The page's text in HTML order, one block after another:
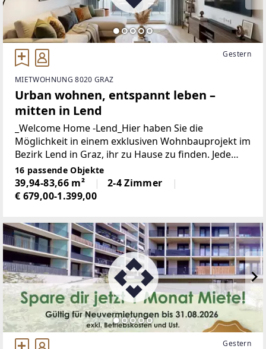
Gestern
MIETWOHNUNG 8020 GRAZ
Urban wohnen, entspannt leben –
mitten in Lend
_Welcome Home -Lend_Hier haben Sie die
Möglichkeit in einem exklusiven Wohnbauprojekt im
Bezirk Lend in Graz, ihr zu Hause zu finden. Jede
Wohneinheit verfügt über großzügige Freiflächen
sowie hochwertige Ausstattungsmerkmale des
Wohnraums.Die
16 passende Objekte
39,94-83,66 m²
2-4 Zimmer
€ 679,00-1.399,00
Gestern